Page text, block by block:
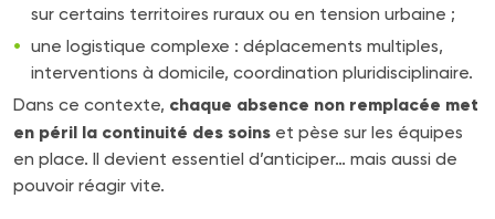
sur certains territoires ruraux ou en tension urbaine ;
une logistique complexe : déplacements multiples,
interventions à domicile, coordination pluridisciplinaire.
Dans ce contexte, chaque absence non remplacée met
en péril la continuité des soins et pèse sur les équipes
en place. Il devient essentiel d’anticiper… mais aussi de
pouvoir réagir vite.